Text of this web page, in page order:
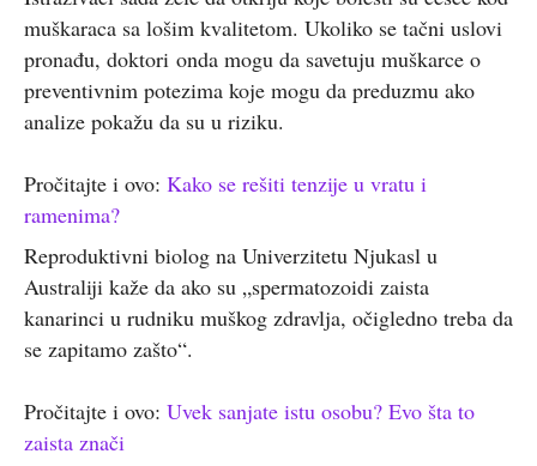
muškaraca sa lošim kvalitetom. Ukoliko se tačni uslovi
pronađu, doktori onda mogu da savetuju muškarce o
preventivnim potezima koje mogu da preduzmu ako
analize pokažu da su u riziku.
Pročitajte i ovo: Kako se rešiti tenzije u vratu i
ramenima?
Reproduktivni biolog na Univerzitetu Njukasl u
Australiji kaže da ako su „spermatozoidi zaista
kanarinci u rudniku muškog zdravlja, očigledno treba da
se zapitamo zašto“.
Pročitajte i ovo: Uvek sanjate istu osobu? Evo šta to
zaista znači